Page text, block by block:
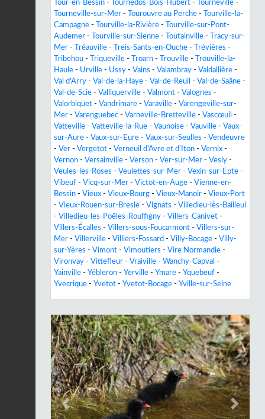
Tour-en-Bessin - Tournedos-Bois-Hubert - Tourneville -
Tourneville-sur-Mer - Tourouvre au Perche -
Tourville-la-
Campagne - Tourville-la-Rivière -
Tourville-sur-Pont-
Audemer - Tourville-sur-Sienne - Toutainville -
Tracy-sur-
Mer - Tréauville - Treis-Sants-en-Ouche - Trévières -
Tribehou - Triqueville - Troarn - Trouville -
Trouville-la-
Haule - Urville - Ussy - Vains - Valambray - Valdallière -
Val d'Arry - Val-de-la-Haye - Val-de-Reuil - Val-de-Saâne -
Val-de-Scie - Valliquerville - Valmont - Valognes -
Valorbiquet - Vandrimare - Varaville - Varengeville-sur-
Mer - Varenguebec - Varneville-Bretteville - Vascœuil -
Vatteville - Vatteville-la-Rue - Vaunoise - Vauville - Vaux-
sur-Aure - Vaux-sur-Eure - Vaux-sur-Seulles - Vendeuvre
- Ver - Vergetot - Verneuil d'Avre et d'Iton - Vernix -
Vernon - Versainville - Verson - Ver-sur-Mer - Vesly -
Veules-les-Roses - Veulettes-sur-Mer - Vexin-sur-Epte -
Vibeuf - Vicq-sur-Mer - Victot-en-Auge - Vienne-en-
Bessin - Vieux - Vieux-Bourg - Vieux-Manoir - Vieux-Port
- Vieux-Rouen-sur-Bresle - Vignats - Villedieu-lès-Bailleul
- Villedieu-les-Poêles-Rouffigny - Villers-Canivet -
Villers-Écalles - Villers-sous-Foucarmont - Villers-sur-
Mer - Villerville - Villiers-Fossard - Villy-Bocage - Villy-
sur-Yères - Vimont - Vimoutiers - Vire Normandie -
Vironvay - Vittefleur - Vraiville - Wanchy-Capval -
Yainville - Yébleron - Yerville - Ymare - Yquebeuf -
Yvecrique - Yvetot - Yvetot-Bocage - Yville-sur-Seine
Previous Next